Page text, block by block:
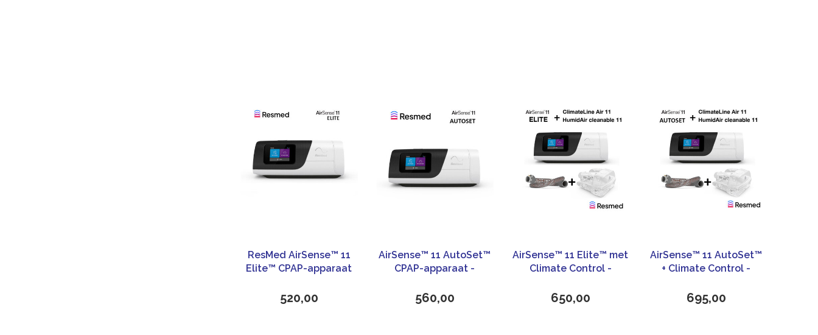
ResMed AirSense™ 11
Elite™ CPAP-apparaat
520,00
AirSense™ 11 AutoSet™
CPAP-apparaat -
560,00
AirSense™ 11 Elite™ met
Climate Control -
650,00
AirSense™ 11 AutoSet™
+ Climate Control -
695,00